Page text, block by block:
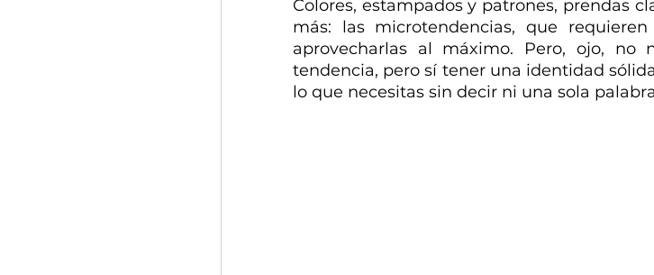
Colores, estampados y patrones, prendas
más: las microtendencias, que
aprovecharlas al máximo. Pero, ojo, no
tendencia, pero sí tener una identidad
lo que necesitas sin decir ni una sola